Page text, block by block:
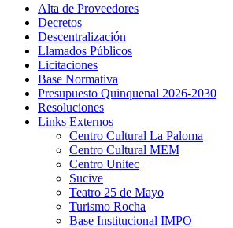
Alta de Proveedores
Decretos
Descentralización
Llamados Públicos
Licitaciones
Base Normativa
Presupuesto Quinquenal 2026-2030
Resoluciones
Links Externos
Centro Cultural La Paloma
Centro Cultural MEM
Centro Unitec
Sucive
Teatro 25 de Mayo
Turismo Rocha
Base Institucional IMPO